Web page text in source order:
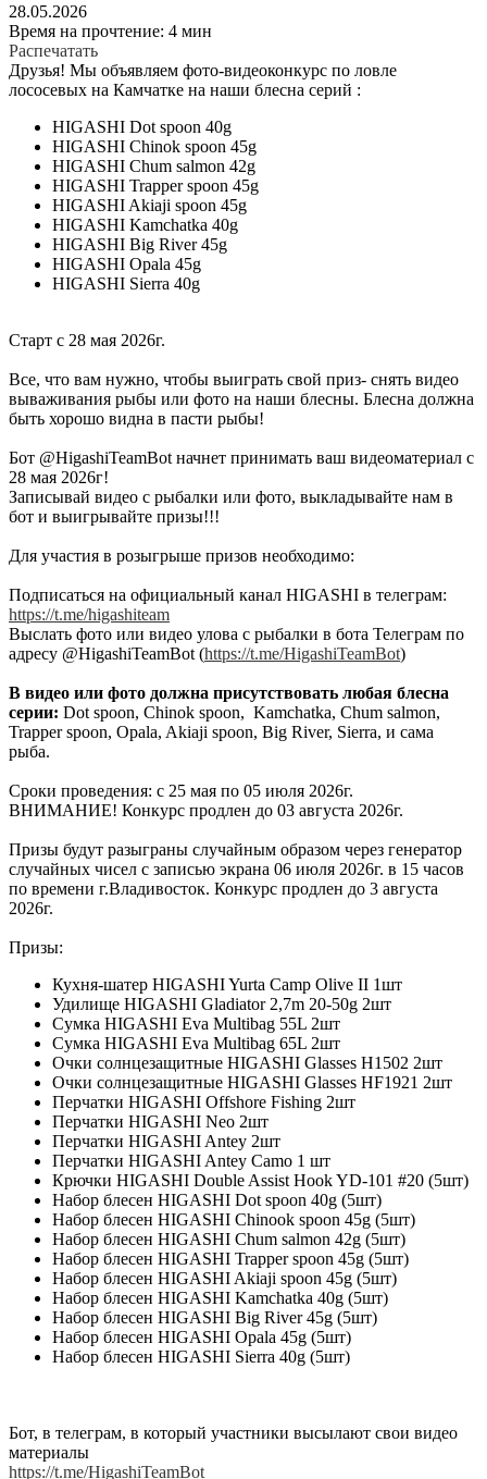
28.05.2026
Время на прочтение: 4 мин
Распечатать
Друзья! Мы объявляем фото-видеоконкурс по ловле
лососевых на Камчатке на наши блесна серий :
HIGASHI Dot spoon 40g
HIGASHI Chinok spoon 45g
HIGASHI Chum salmon 42g
HIGASHI Trapper spoon 45g
HIGASHI Akiaji spoon 45g
HIGASHI Kamchatka 40g
HIGASHI Big River 45g
HIGASHI Opala 45g
HIGASHI Sierra 40g
Старт с 28 мая 2026г.
Все, что вам нужно, чтобы выиграть свой приз- снять видео
вываживания рыбы или фото на наши блесны. Блесна должна
быть хорошо видна в пасти рыбы!
Бот @HigashiTeamBot начнет принимать ваш видеоматериал с
28 мая 2026г!
Записывай видео с рыбалки или фото, выкладывайте нам в
бот и выигрывайте призы!!!
Для участия в розыгрыше призов необходимо:
Подписаться на официальный канал HIGASHI в телеграм:
https://t.me/higashiteam
Выслать фото или видео улова с рыбалки в бота Телеграм по
адресу @HigashiTeamBot (https://t.me/HigashiTeamBot)
В видео или фото должна присутствовать любая блесна
серии: Dot spoon, Chinok spoon, Kamchatka, Chum salmon,
Trapper spoon, Opala, Akiaji spoon, Big River, Sierra, и сама
рыба.
Сроки проведения: c 25 мая по 05 июля 2026г.
ВНИМАНИЕ! Конкурс продлен до 03 августа 2026г.
Призы будут разыграны случайным образом через генератор
случайных чисел с записью экрана 06 июля 2026г. в 15 часов
по времени г.Владивосток. Конкурс продлен до 3 августа
2026г.
Призы:
Кухня-шатер HIGASHI Yurta Сamp Olive II 1шт
Удилище HIGASHI Gladiator 2,7m 20-50g 2шт
Сумка HIGASHI Eva Multibag 55L 2шт
Сумка HIGASHI Eva Multibag 65L 2шт
Очки солнцезащитные HIGASHI Glasses H1502 2шт
Очки солнцезащитные HIGASHI Glasses HF1921 2шт
Перчатки HIGASHI Offshore Fishing 2шт
Перчатки HIGASHI Neo 2шт
Перчатки HIGASHI Antey 2шт
Перчатки HIGASHI Antey Camo 1 шт
Крючки HIGASHI Double Assist Hook YD-101 #20 (5шт)
Набор блесен HIGASHI Dot spoon 40g (5шт)
Набор блесен HIGASHI Chinook spoon 45g (5шт)
Набор блесен HIGASHI Chum salmon 42g (5шт)
Набор блесен HIGASHI Trapper spoon 45g (5шт)
Набор блесен HIGASHI Akiaji spoon 45g (5шт)
Набор блесен HIGASHI Kamchatka 40g (5шт)
Набор блесен HIGASHI Big River 45g (5шт)
Набор блесен HIGASHI Opala 45g (5шт)
Набор блесен HIGASHI Sierra 40g (5шт)
Бот, в телеграм, в который участники высылают свои видео
материалы
https://t.me/HigashiTeamBot